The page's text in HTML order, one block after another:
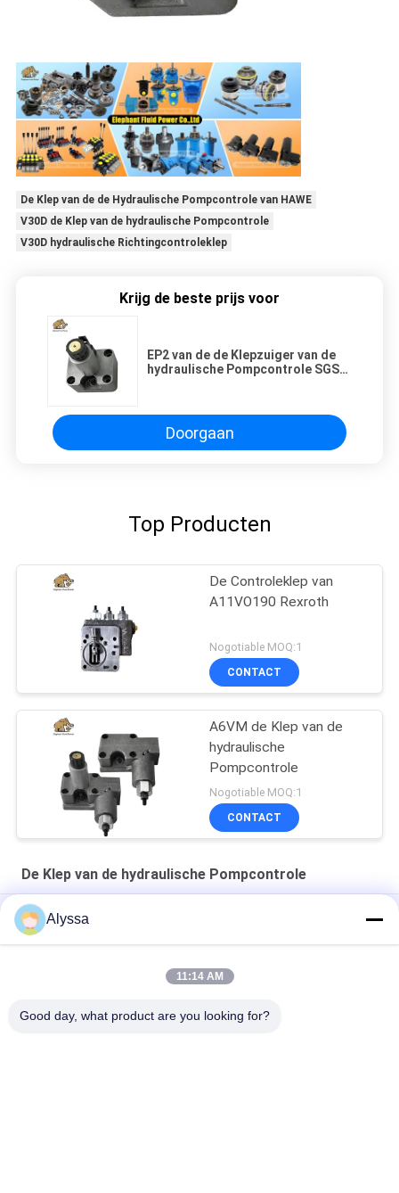
De Klep van de de Hydraulische Pompcontrole van HAWE
V30D de Klep van de hydraulische Pompcontrole
V30D hydraulische Richtingcontroleklep
Krijg de beste prijs voor
EP2 van de de Klepzuiger van de
hydraulische Pompcontrole SGS
Doorgaan
Top Producten
De Controleklep van
A11VO190 Rexroth
Nogotiable MOQ:1
CONTACT
A6VM de Klep van de
hydraulische
Pompcontrole
Nogotiable MOQ:1
CONTACT
De Klep van de hydraulische Pompcontrole
OEM kwaliteit A10VSO63 Constant Power Valve Goede prijs
TM68101 TM68401 TM68702 TM62502 12V/24V
Alyssa
11:14 AM
Good day, what product are you looking for?